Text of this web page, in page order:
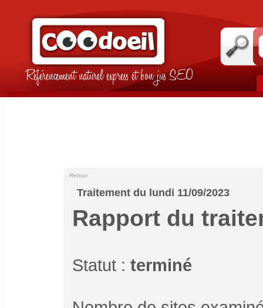
Référencement naturel express et bon jus SEO
Traitement du lundi 11/09/2023
Retour
Rapport du
Statut : terminé